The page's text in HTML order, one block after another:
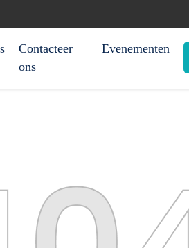
Contacteer
ons
Evenementen